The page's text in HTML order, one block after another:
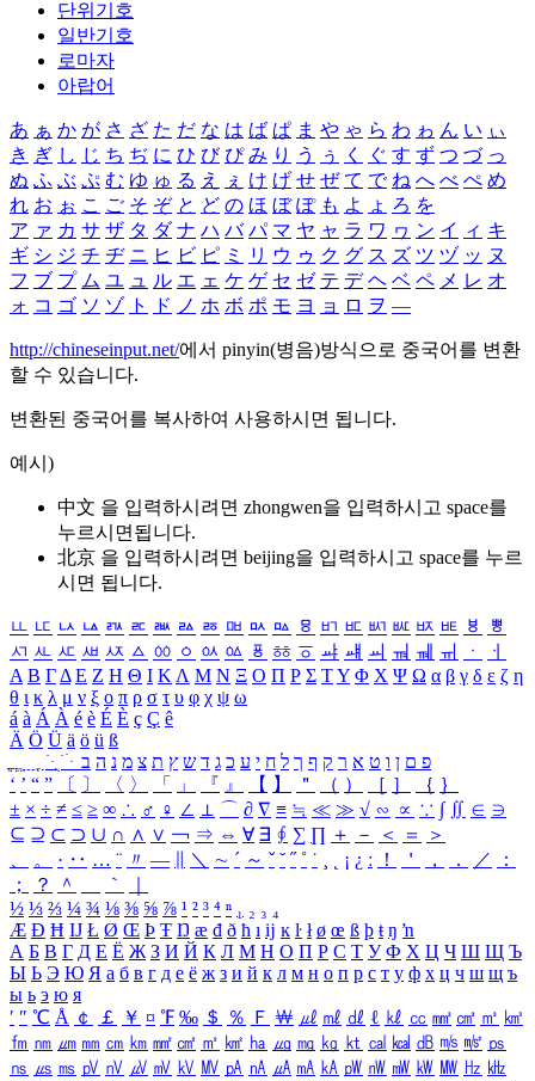
단위기호
일반기호
로마자
아랍어
あ ぁ か が さ ざ た だ な は ば ぱ ま や ゃ ら わ ゎ ん い ぃ
き ぎ し じ ち ぢ に ひ び ぴ み り う ぅ く ぐ す ず つ づ っ
ぬ ふ ぶ ぷ む ゆ ゅ る え ぇ け げ せ ぜ て で ね へ べ ぺ め
れ お ぉ こ ご そ ぞ と ど の ほ ぼ ぽ も よ ょ ろ を
ア ァ カ サ ザ タ ダ ナ ハ バ パ マ ヤ ャ ラ ワ ヮ ン イ ィ キ
ギ シ ジ チ ヂ ニ ヒ ビ ピ ミ リ ウ ゥ ク グ ス ズ ツ ヅ ッ ヌ
フ ブ プ ム ユ ュ ル エ ェ ケ ゲ セ ゼ テ デ ヘ ベ ペ メ レ オ
ォ コ ゴ ソ ゾ ト ド ノ ホ ボ ポ モ ヨ ョ ロ ヲ ―
http://chineseinput.net/에서 pinyin(병음)방식으로 중국어를 변환
할 수 있습니다.
변환된 중국어를 복사하여 사용하시면 됩니다.
예시)
中文 을 입력하시려면 zhongwen을 입력하시고 space를
누르시면됩니다.
北京 을 입력하시려면 beijing을 입력하시고 space를 누르
시면 됩니다.
ㅥ ㅦ ㅧ ㅨ ㅩ ㅪ ㅫ ㅬ ㅭ ㅮ ㅯ ㅰ ㅱ ㅲ ㅳ ㅴ ㅵ ㅶ ㅷ ㅸ
ㅹ
ㅺ ㅻ ㅼ ㅽ ㅾ ㅿ ㆀ ㆁ ㆂ ㆃ ㆄ ㆅ ㆆ ㆇ ㆈ ㆉ ㆊ ㆋ ㆌ ㆍ
ㆎ
Α Β ΓΔ Ε Ζ Η Θ Ι ΚΛ Μ Ν Ξ Ο Π Ρ Σ ΤΥ Φ Χ Ψ Ω α β γ δ ε ζ η
θ ι κ λ μ ν ξ ο π ρ σ τ υ φ χ ψ ω
á à Á À é è É È ç Ç ê
Ä Ö Ü ä ö ü ß
ִֶֹ ֻּ ׁׂ פ ם ן ו ט א ר ק ף ך ל ח י ע כ ג ד ש ץ ת צ מ נ ה ב
‘ ’ “ ” 〔 〕 〈 〉 「 」 『 』 【 】 ＂ （ ） ［ ］ ｛ ｝
± × ÷ ≠ ≤ ≥ ∞ ∴ ♂ ♀ ∠ ⊥ ⌒ ∂ ∇ ≡ ≒ ≪ ≫ √ ∽ ∝ ∵ ∫ ∬ ∈ ∋
⊆ ⊇ ⊂ ⊃ ∪ ∩ ∧ ∨ ￢ ⇒ ⇔ ∀ ∃ ∮ ∑ ∏ ＋ － ＜ ＝
＞
、
。 · ‥ … ¨ 〃 ― ＼ ∼ ´ ～ ˇ ˘ ˝ ˚ ˙ ¸ ¡ ¿ ː ！ ＇ ， ． ／
：
；
？ ＾ ｀
½ ⅓ ⅔ ¼ ¾ ⅛ ⅜ ⅝ ⅞ ¹ ² ³ ⁴ ⁿ ₁ ₂ ₃ ₄
Æ Ð Ħ Ĳ Ł Ø Œ Þ Ŧ Ŋ æ đ ð ħ ı ĳ ĸ ŀ ł ø œ ß þ ŧ ŋ ŉ
А Б В Г Д Е Ё Ж З И Й К Л М Н О П Р С Т У Ф Х Ц Ч Ш Щ Ъ
Ы Ь Э Ю Я а б в г д е ё ж з и й к л м н о п р с т у ф х ц ч ш щ ъ
ы ь э ю я
′ ″ ℃ Å ￠ ￡ ￥ ¤ ℉ ‰ ＄ ％ Ｆ ￦ ㎕ ㎖ ㎗ ℓ ㎘ ㏄ ㎣ ㎤ ㎥ ㎦
㎙ ㎚ ㎛ ㎜ ㎝ ㎞ ㎟ ㎠ ㎡ ㎢ ㏊ ㎍ ㎎ ㎏ ㏏ ㎈ ㎉ ㏈ ㎧ ㎨ ㎰
㎱ ㎲ ㎳ ㎴ ㎵ ㎶ ㎷ ㎸ ㎹ ㎀ ㎁ ㎂ ㎃ ㎄ ㎺ ㎻ ㎽ ㎾ ㎿ ㎐ ㎑